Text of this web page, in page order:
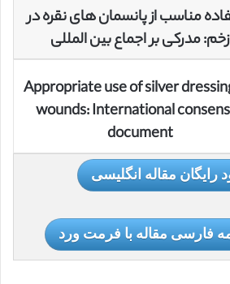
مناسب از پانسمان های نقره در
زخم: مدرکی بر اجماع بین المللی
Appropriate use of silver
wounds: International
document
رایگان مقاله انگلیسی
فارسی مقاله با فرمت ورد